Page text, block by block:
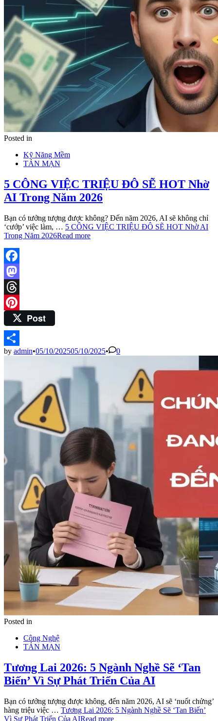
Posted in
Kỹ Năng Mềm
TẢN MẠN
5 CÔNG VIỆC TRIỆU ĐÔ SẼ HOT Nhờ
AI Trong Năm 2026
Bạn có tưởng tượng được không? Đến năm 2026, AI sẽ không chỉ
‘cướp’ việc làm, … 5 CÔNG VIỆC TRIỆU ĐÔ SẼ HOT Nhờ AI
Trong Năm 2026Read more
Facebook
Mastodon
Threads
PinterestPost
Share
by admin•05/10/202505/10/2025• 0
Posted in
Công Nghệ
TẢN MẠN
Tương Lai 2026: 5 Ngành Nghề Sẽ ‘Tan
Biến’ Vì Sự Phát Triển Của AI
Bạn có tưởng tượng được không, đến năm 2026, AI sẽ ‘nuốt chửng’
hàng triệu việc … Tương Lai 2026: 5 Ngành Nghề Sẽ ‘Tan Biến’
Vì Sự Phát Triển Của AIRead more